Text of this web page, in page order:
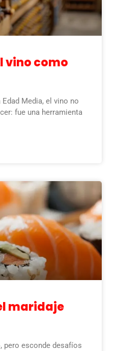
vino como
Media, el vino no
fue una herramienta
maridaje
pero esconde desafíos